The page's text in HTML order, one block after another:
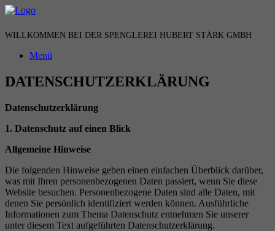
Zum
springen
WILLKOMMEN BEI DER SPENGLEREI HUBERT STÄRK GMBH
Menü
DATENSCHUTZERKLÄRUNG
Datenschutzerklärung
1. Datenschutz auf einen Blick
Allgemeine Hinweise
Die folgenden Hinweise geben einen einfachen Überblick darüber,
was mit Ihren personenbezogenen Daten passiert, wenn Sie diese
Website besuchen. Personenbezogene Daten sind alle Daten, mit
denen Sie persönlich identifiziert werden können. Ausführliche
Informationen zum Thema Datenschutz entnehmen Sie unserer
unter diesem Text aufgeführten Datenschutzerklärung.